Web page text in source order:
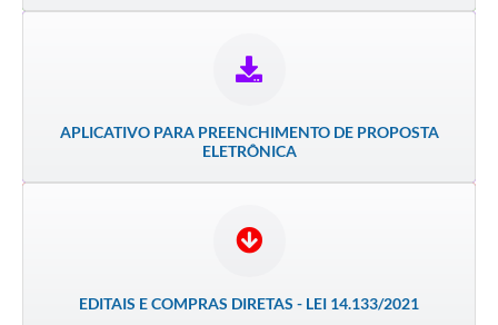
Outros Editais
PNAB (Política Nacional Aldir Blanc)
APLICATIVO PARA PREENCHIMENTO DE PROPOSTA
ELETRÔNICA
EDITAIS E COMPRAS DIRETAS - LEI 14.133/2021